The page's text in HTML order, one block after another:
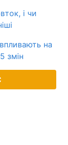
і чи
на
змін